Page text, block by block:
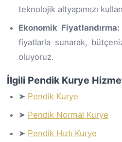
teknolojik altyapımızı
Ekonomik Fiyatlandırma:
fiyatlarla sunarak,
oluyoruz.
İlgili Pendik Kurye
➤ Pendik Kurye
➤ Pendik Normal Kurye
➤ Pendik Hızlı Kurye